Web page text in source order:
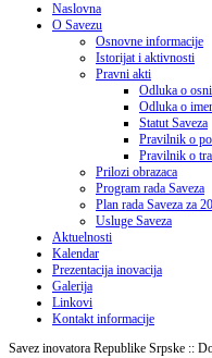
Naslovna
O Savezu
Osnovne informacije
Istorijat i aktivnosti
Pravni akti
Odluka o
Odluka o
Statut Saveza
Pravilnik o
Pravilnik o
Prilozi obrazaca
Program rada Saveza
Plan rada Saveza za
Usluge Saveza
Aktuelnosti
Kalendar
Prezentacija inovacija
Galerija
Linkovi
Kontakt informacije
Savez inovatora Republike Srpske ::